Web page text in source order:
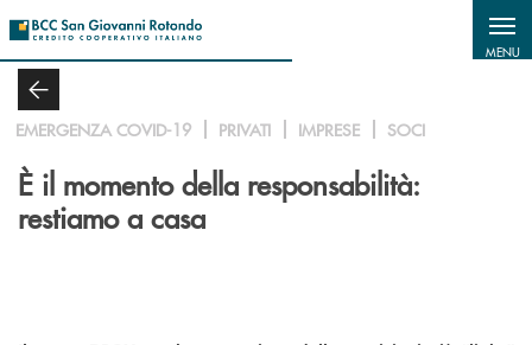
MENU
EMERGENZA COVID-19 PRIVATI IMPRESE SOCI
È il momento della responsabilità:
restiamo a casa